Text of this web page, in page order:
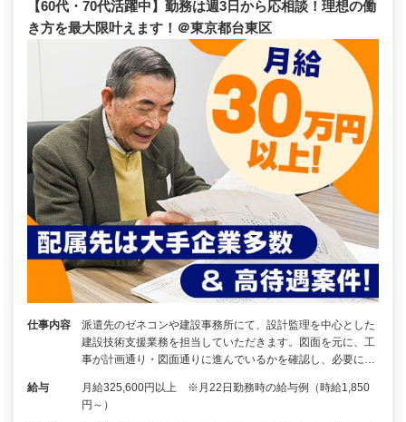
【60代・70代活躍中】勤務は週3日から応相談！理想の働
き方を最大限叶えます！＠東京都台東区
仕事内容
派遣先のゼネコンや建設事務所にて、設計監理を中心とした
建設技術支援業務を担当していただきます。図面を元に、工
事が計画通り・図面通りに進んでいるかを確認し、必要に…
給与
月給325,600円以上 ※月22日勤務時の給与例（時給1,850
円～）